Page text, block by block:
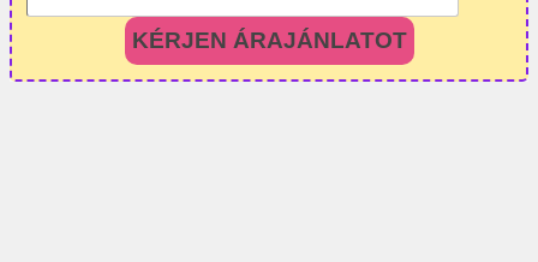
KÉRJEN ÁRAJÁNLATOT